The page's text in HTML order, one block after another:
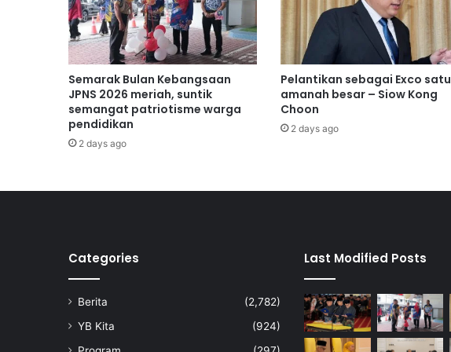
a
B
a
h
a
u
N
S
n
g
b
a
h
a
m
e
a
b
i
Semarak Bulan Kebangsaan
JPNS 2026 meriah, suntik
semangat patriotisme warga
pendidikan
2 days ago
Pelantikan sebagai Exco satu
amanah besar – Siow Kong
Choon
2 days ago
Categories
Berita
(2,782)
YB Kita
(924)
Last Modified Posts